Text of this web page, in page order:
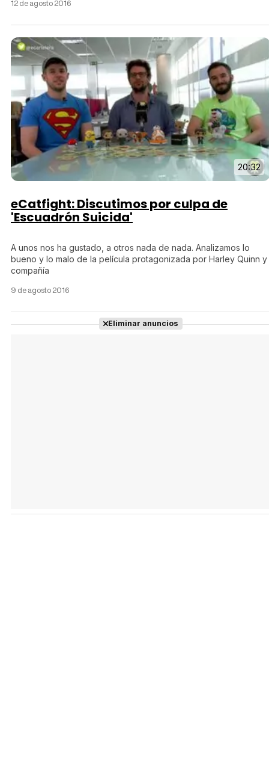
12 de agosto 2016
20:32
eCatfight: Discutimos por culpa de
'Escuadrón Suicida'
A unos nos ha gustado, a otros nada de nada. Analizamos lo
bueno y lo malo de la película protagonizada por Harley Quinn y
compañía
9 de agosto 2016
Eliminar anuncios